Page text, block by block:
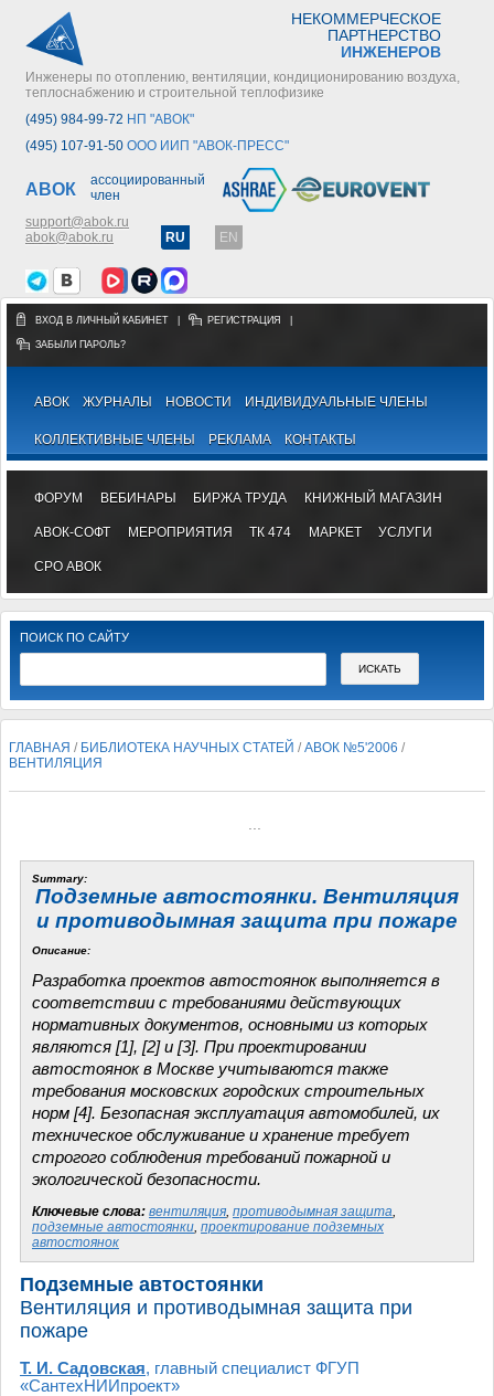
НЕКОММЕРЧЕСКОЕ
ПАРТНЕРСТВО
ИНЖЕНЕРОВ
Инженеры по отоплению, вентиляции, кондиционированию воздуха,
теплоснабжению и строительной теплофизике
(495) 984-99-72 НП "АВОК"
(495) 107-91-50 ООО ИИП "АВОК-ПРЕСС"
АВОК
ассоциированный
член
support@abok.ru
abok@abok.ru
RU EN
ВХОД В ЛИЧНЫЙ КАБИНЕТ РЕГИСТРАЦИЯ
ЗАБЫЛИ ПАРОЛЬ?
АВОК ЖУРНАЛЫ НОВОСТИ ИНДИВИДУАЛЬНЫЕ ЧЛЕНЫ
КОЛЛЕКТИВНЫЕ ЧЛЕНЫ РЕКЛАМА КОНТАКТЫ
ФОРУМ ВЕБИНАРЫ БИРЖА ТРУДА КНИЖНЫЙ МАГАЗИН
АВОК-СОФТ МЕРОПРИЯТИЯ ТК 474 МАРКЕТ УСЛУГИ
СРО АВОК
ПОИСК ПО САЙТУ
ГЛАВНАЯ / БИБЛИОТЕКА НАУЧНЫХ СТАТЕЙ /АВОК №5'2006 /
ВЕНТИЛЯЦИЯ
Summary:
Подземные автостоянки. Вентиляция
и противодымная защита при пожаре
Описание:
Разработка проектов автостоянок выполняется в
соответствии c требованиями действующих
нормативных документов, основными из которых
являются [1], [2] и [3]. При проектировании
автостоянок в Москве учитываются также
требования московских городских строительных
норм [4]. Безопасная эксплуатация автомобилей, их
техническое обслуживание и хранение требует
строгого соблюдения требований пожарной и
экологической безопасности.
Ключевые слова: вентиляция, противодымная защита,
подземные автостоянки, проектирование подземных
автостоянок
Подземные автостоянки
Вентиляция и противодымная защита при
пожаре
Т. И. Садовская, главный специалист ФГУП
«СантехНИИпроект»